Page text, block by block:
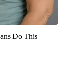
Do This